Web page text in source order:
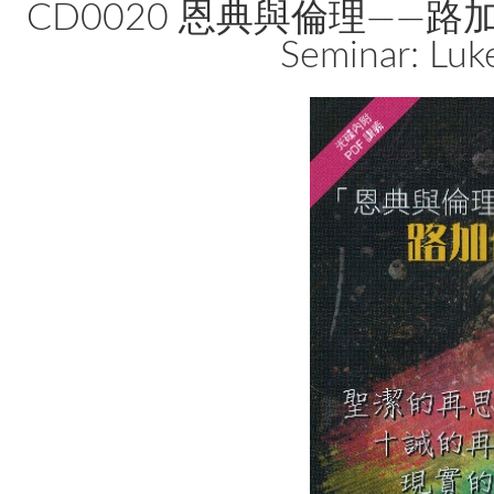
CD0020 恩典與倫理——路
Seminar: